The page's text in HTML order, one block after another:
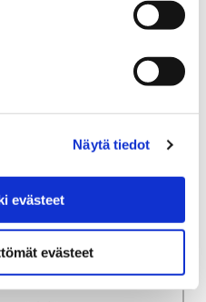
Näytä tiedot
evästeet
evästeet
on
liikennemuotojen
katujen
loppuraportin